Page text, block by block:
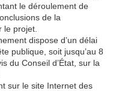
le déroulement de
de la
le projet.
dispose d’un délai
publique, soit jusqu’au 8
du Conseil d’État, sur la
sur le site Internet des